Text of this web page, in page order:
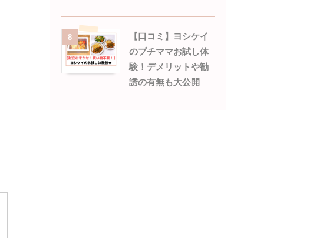
8
【口コミ】ヨシケイ
のプチママお試し体
験！デメリットや勧
誘の有無も大公開